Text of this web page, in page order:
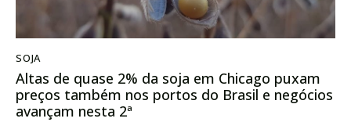
SOJA
Altas de quase 2% da soja em Chicago puxam
preços também nos portos do Brasil e negócios
avançam nesta 2ª